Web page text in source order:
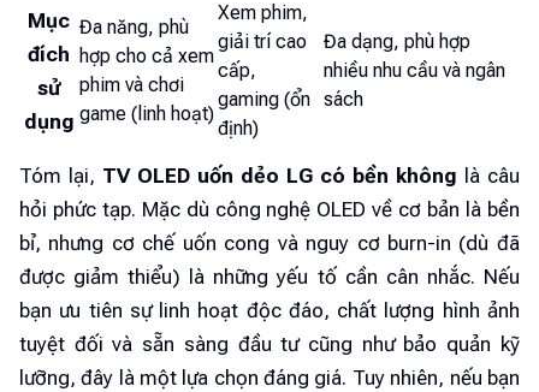
Mục
đích
sử
dụng
Đa năng, phù
hợp cho cả xem
phim và chơi
game (linh hoạt)
Xem phim,
giải trí cao
cấp,
gaming (ổn
định)
Đa dạng, phù hợp
nhiều nhu cầu và ngân
sách
Tóm lại, TV OLED uốn dẻo LG có bền không là câu
hỏi phức tạp. Mặc dù công nghệ OLED về cơ bản là bền
bỉ, nhưng cơ chế uốn cong và nguy cơ burn-in (dù đã
được giảm thiểu) là những yếu tố cần cân nhắc. Nếu
bạn ưu tiên sự linh hoạt độc đáo, chất lượng hình ảnh
tuyệt đối và sẵn sàng đầu tư cũng như bảo quản kỹ
lưỡng, đây là một lựa chọn đáng giá. Tuy nhiên, nếu bạn